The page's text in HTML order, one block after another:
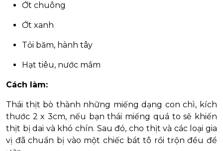
Ớt chuông
Ớt xanh
Tỏi băm, hành tây
Hạt tiêu, nước mắm
Cách làm:
Thái thịt bò thành những miếng dạng con chì, kích
thước 2 x 3cm, nếu bạn thái miếng quá to sẽ khiến
thịt bị dai và khó chín. Sau đó, cho thịt và các loại gia
vị đã chuẩn bị vào một chiếc bát tô rồi trộn đều để